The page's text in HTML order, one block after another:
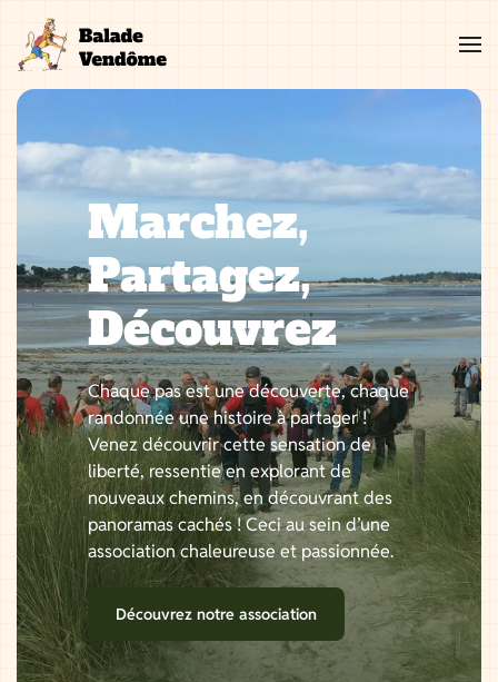
contenu
Marchez,
Partagez,
Découvrez
Chaque pas est une découverte, chaque
randonnée une histoire à partager !
Venez découvrir cette sensation de
liberté, ressentie en explorant de
nouveaux chemins, en découvrant des
panoramas cachés ! Ceci au sein d’une
association chaleureuse et passionnée.
Découvrez notre association